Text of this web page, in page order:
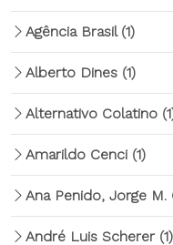
Agência Brasil (1)
Alberto Dines (1)
Alternativo Colatino
Amarildo Cenci (1)
Ana Penido, Jorge
André Luis Scherer (1)